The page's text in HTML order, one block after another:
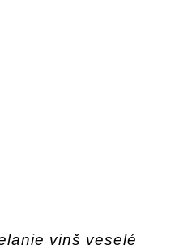
vinš veselé